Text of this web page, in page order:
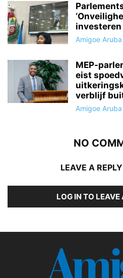
investeren
Amigoe Aruba
MEP-
eist
verblijf
Amigoe Aruba
NO
LEAVE A REPLY
LOG IN TO